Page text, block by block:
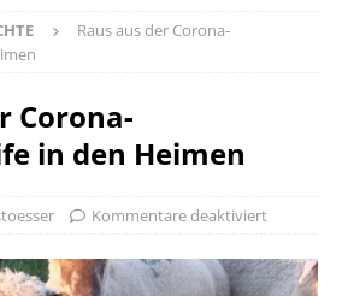
Raus aus der Corona-
Corona-
in den Heimen
Kommentare deaktiviert